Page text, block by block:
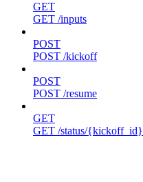
GET
GET /inputs
POST
POST /kickoff
POST
POST /resume
GET
GET /status/{kickoff_id}